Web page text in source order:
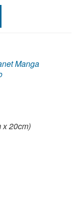
Manga
x 20cm)